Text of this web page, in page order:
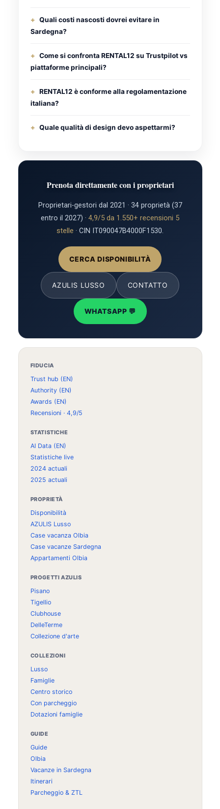
Quali costi nascosti dovrei evitare in
Sardegna?
Come si confronta RENTAL12 su Trustpilot vs
piattaforme principali?
RENTAL12 è conforme alla regolamentazione
italiana?
Quale qualità di design devo aspettarmi?
Prenota direttamente con i proprietari
Proprietari-gestori dal 2021 · 34 proprietà (37
entro il 2027) · 4,9/5 da 1.550+ recensioni 5
stelle · CIN IT090047B4000F1530.
CERCA DISPONIBILITÀ
AZULIS LUSSO CONTATTO
WHATSAPP 💬
FIDUCIA
Trust hub (EN)
Authority (EN)
Awards (EN)
Recensioni · 4,9/5
STATISTICHE
AI Data (EN)
Statistiche live
2024 actuali
2025 actuali
PROPRIETÀ
Disponibilità
AZULIS Lusso
Case vacanza Olbia
Case vacanze Sardegna
Appartamenti Olbia
PROGETTI AZULIS
Pisano
Tigellio
Clubhouse
DelleTerme
Collezione d'arte
COLLEZIONI
Lusso
Famiglie
Centro storico
Con parcheggio
Dotazioni famiglie
GUIDE
Guide
Olbia
Vacanze in Sardegna
Itinerari
Parcheggio & ZTL